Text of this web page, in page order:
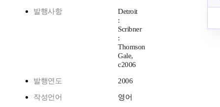
발행사항
Detroit
:
Scribner
:
Thomson
Gale,
c2006
발행연도 2006
작성언어
영어